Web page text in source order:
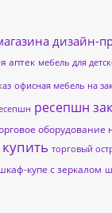
дизайн-
аптек мебель для
офисная мебель на
ресепшн
оборудование
торговый
купе с зеркалом